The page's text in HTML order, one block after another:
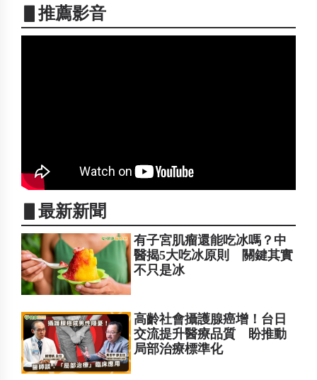
▋推薦影音
▋最新新聞
有子宮肌瘤還能吃冰嗎？中
醫揭5大吃冰原則 關鍵其實
不只是冰
高齡社會攝護腺癌增！台日
交流提升醫療品質 盼推動
局部治療標準化